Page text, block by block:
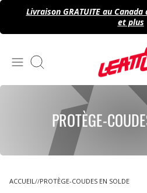
Passer
contenu
Livraison GRATUITE au
et plus
Recherche
PROTÈGE-
ACCUEIL PROTÈGE-COUDES EN SOLDE